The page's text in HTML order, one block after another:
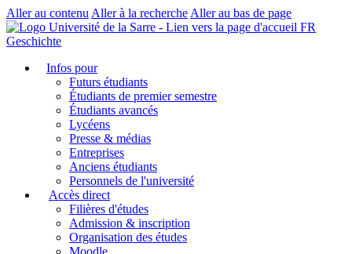
Aller au contenu Aller à la recherche Aller au bas de page
FR
Geschichte
Infos pour
Futurs étudiants
Étudiants de premier semestre
Étudiants avancés
Lycéens
Presse & médias
Entreprises
Anciens étudiants
Personnels de l'université
Accès direct
Filières d'études
Admission & inscription
Organisation des études
Moodle